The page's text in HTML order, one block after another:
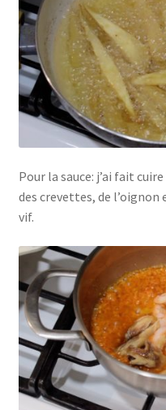
Pour la sauce: j’ai fait
des crevettes, de
vif.